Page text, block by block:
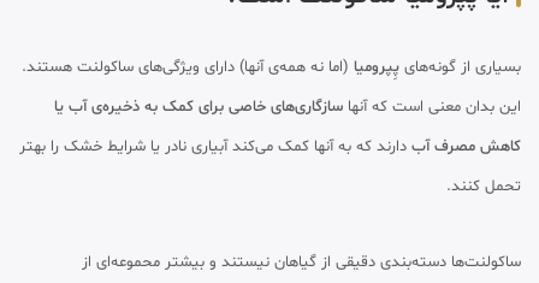
بسیاری از گونه‌های پِپرومیا (اما نه همه‌ی آنها) دارای ویژگی‌های ساکولنت هستند.
این بدان معنی است که آنها سازگاری‌های خاصی برای کمک به ذخیره‌ی آب یا
کاهش مصرف آب دارند که به آنها کمک می‌کند آبیاری نادر یا شرایط خشک را بهتر
تحمل کنند.
ساکولنت‌ها دسته‌بندی دقیقی از گیاهان نیستند و بیشتر محموعه‌ای از